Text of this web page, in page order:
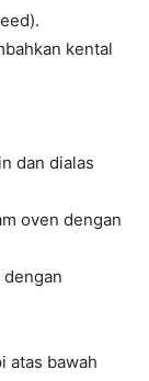
kental
dan dialas
oven dengan
atas bawah